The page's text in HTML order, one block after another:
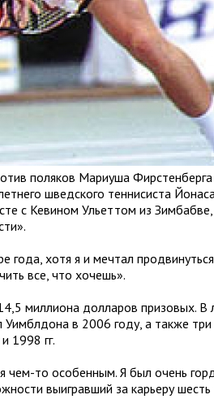
поляков Мариуша
шведского теннисиста
с Кевином Ульеттом из
года, хотя я и мечтал
все, что хочешь».
миллиона долларов призовых. В
в 2006 году, а также
1998 гг.
чем-то особенным. Я был очень
выигравший за карьеру шесть